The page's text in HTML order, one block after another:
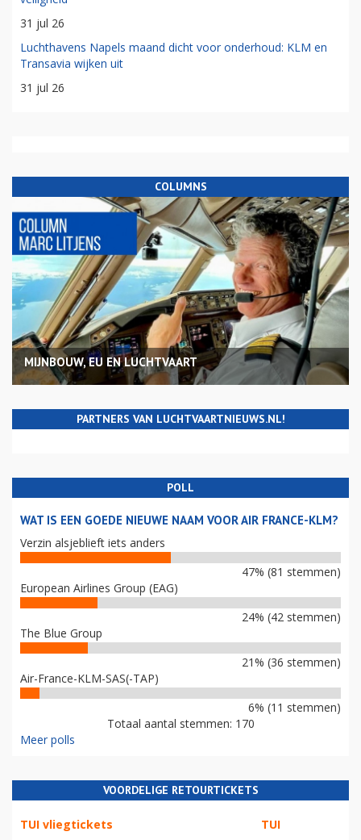
31 jul 26
Luchthavens Napels maand dicht voor onderhoud: KLM en
Transavia wijken uit
31 jul 26
COLUMNS
MIJNBOUW, EU EN LUCHTVAART
PARTNERS VAN LUCHTVAARTNIEUWS.NL!
POLL
WAT IS EEN GOEDE NIEUWE NAAM VOOR AIR FRANCE-KLM?
Verzin alsjeblieft iets anders
47% (81 stemmen)
European Airlines Group (EAG)
24% (42 stemmen)
The Blue Group
21% (36 stemmen)
Air-France-KLM-SAS(-TAP)
6% (11 stemmen)
Totaal aantal stemmen: 170
Meer polls
VOORDELIGE RETOURTICKETS
TUI vliegtickets TUI